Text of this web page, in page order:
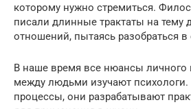
которому нужно стремиться.
писали длинные трактаты на тему
отношений, пытаясь разобраться в
В наше время все нюансы личного
между людьми изучают психологи.
процессы, они разрабатывают